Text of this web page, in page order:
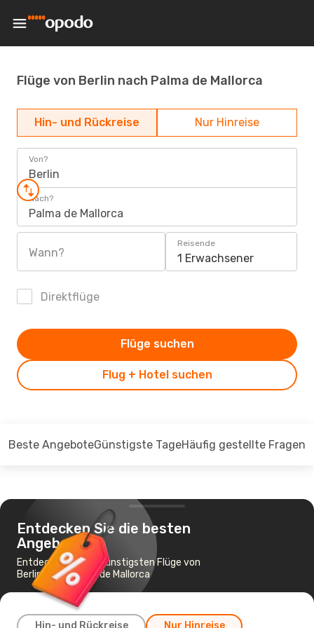
Flüge von Berlin nach Palma de Mallorca
Hin- und Rückreise Nur Hinreise
Von?
Berlin
Nach?
Palma de Mallorca
Wann?
Reisende
1 Erwachsener
Direktflüge
Flug + Hotel suchen
Flüge suchen
Beste AngeboteGünstigste TageHäufig gestellte Fragen
Entdecken Sie die besten
Angebote
Entdecken Sie die günstigsten Flüge von
Berlin nach Palma de Mallorca
Hin- und Rückreise Nur Hinreise